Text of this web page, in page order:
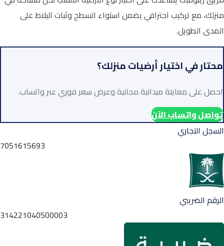
منزلك، مع تركيب احترافي يضمن استواء السطح وثبات البلاط على
المدى الطويل.
محتار في اختيار أرضيات منزلك؟
احصل على معاينة ميدانية مجانية وعرض سعر فوري عبر واتساب.
تواصل واتساب الآن
السجل التجاري
7051615693
الرقم الضريبي
314221040500003